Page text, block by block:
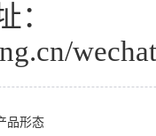
：
品形态